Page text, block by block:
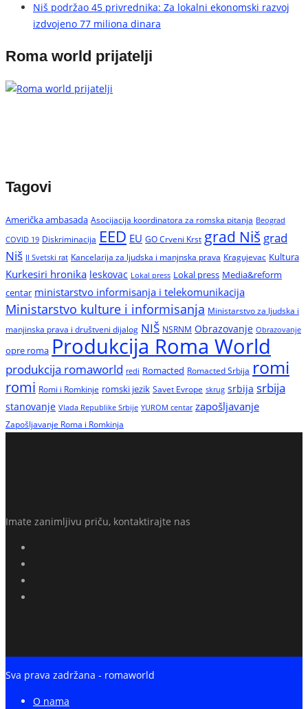
Niš podržao 45 privrednika: Za lokalni ekonomski razvoj
izdvojeno 77 miliona dinara
Roma world prijatelji
Tagovi
Američka ambasada Asocijacija koordinatora za romska pitanja Beograd
COVID 19 Diskriminacija EED EU GO Crveni Krst grad Niš grad
Niš II Svetski rat Kancelarija za ljudska i manjnska prava Kragujevac Kultura
Kurkesiri hronika leskovac Lokal press Lokal press Media&reform
centar ministarstvo informisanja i telekomunikacija
Ministarstvo kulture i informisanja Ministarstvo za ljudska i
manjinska prava i društveni dijalog NIŠ NSRNM Obrazovanje Obrazovanje
opre roma Produkcija Roma World
produkcija romaworld redi Romacted Romacted Srbija romi
romi Romi i Romkinje romski jezik Savet Evrope skrug srbija srbija
stanovanje Vlada Republike Srbije YUROM centar zapošljavanje
Zapošljavanje Roma i Romkinja
Imate zanimljivu priču, kontaktirajte nas
Sva prava zadržana - romaworld
O nama